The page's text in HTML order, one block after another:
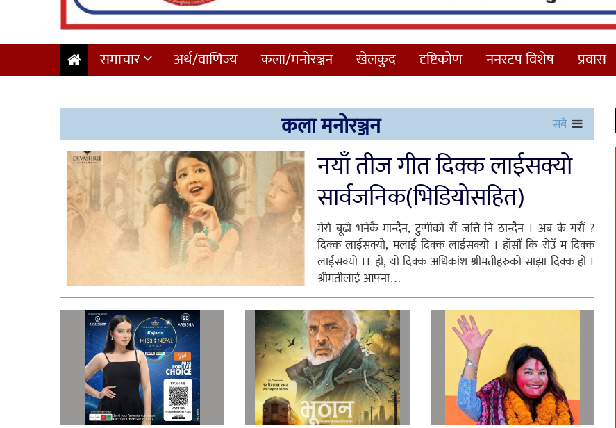
समाचार अर्थ/वाणिज्य कला/मनोरञ्जन खेलकुद दृष्टिकोण ननस्टप विशेष प्रवास
कला मनोरञ्जन सबै
नयाँ तीज गीत दिक्क लाईसक्यो
सार्वजनिक(भिडियोसहित)
मेरो बूढो भनेकै मान्दैन, टुप्पीको रौं जत्ति नि ठान्दैन । अब के गरौं ?
दिक्क लाईसक्यो, मलाई दिक्क लाईसक्यो । हाँसौं कि रोउँ म दिक्क
लाईसक्यो ।। हो, यो दिक्क अधिकांश श्रीमतीहरुको साझा दिक्क हो ।
श्रीमतीलाई आफ्ना…